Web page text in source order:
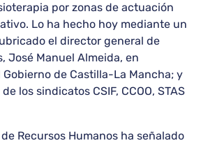
por zonas de actuación
Lo ha hecho hoy mediante un
el director general de
José Manuel Almeida, en
de Castilla-La Mancha; y
los sindicatos CSIF, CCOO, STAS
Recursos Humanos ha señalado